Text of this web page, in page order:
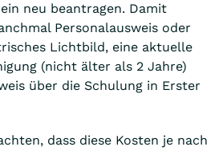
neu beantragen. Damit
Personalausweis oder
Lichtbild, eine aktuelle
(nicht älter als 2 Jahre)
über die Schulung in Erster
dass diese Kosten je nach